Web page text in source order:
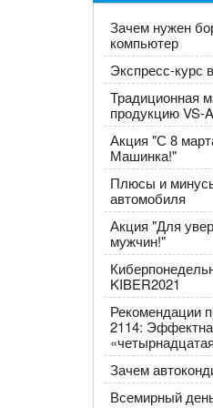
Зачем нужен
компьютер
Экспресс-курс
Традиционная
продукцию VS-
Акция ​"С 8
Машинка!"
Плюсы и
автомобиля
​Акция "Для
мужчин!"
KIBER2021
Рекомендации
2114:
Зачем
Всемирный